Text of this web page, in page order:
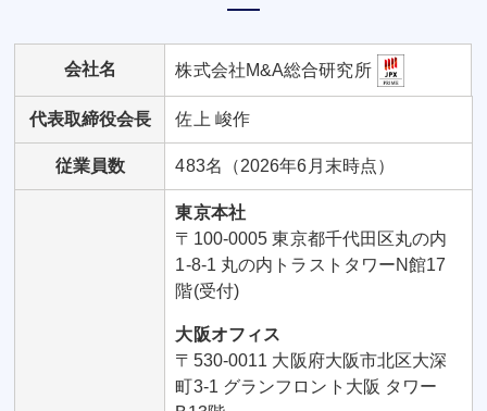
会社名 株式会社M&A総合研究所
代表取締役会長 佐上 峻作
従業員数 483名（2026年6月末時点）
東京本社
〒100-0005 東京都千代田区丸の内
1-8-1 丸の内トラストタワーN館17
階(受付)
大阪オフィス
〒530-0011 大阪府大阪市北区大深
町3-1 グランフロント大阪 タワー